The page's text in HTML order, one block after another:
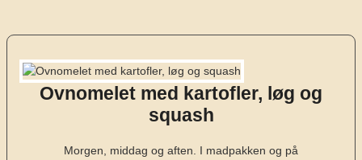
Ovnomelet med kartofler, løg og
squash
Morgen, middag og aften. I madpakken og på